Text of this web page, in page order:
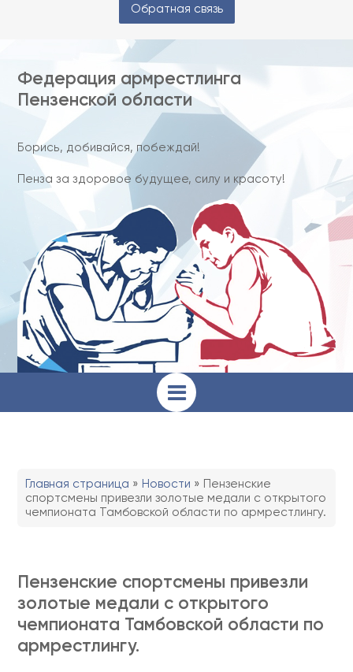
Обратная связь
Федерация армрестлинга
Пензенской области
Борись, добивайся, побеждай!
Пенза за здоровое будущее, силу и красоту!
Главная страница » Новости » Пензенские
спортсмены привезли золотые медали с открытого
чемпионата Тамбовской области по армрестлингу.
Пензенские спортсмены привезли
золотые медали с открытого
чемпионата Тамбовской области по
армрестлингу.